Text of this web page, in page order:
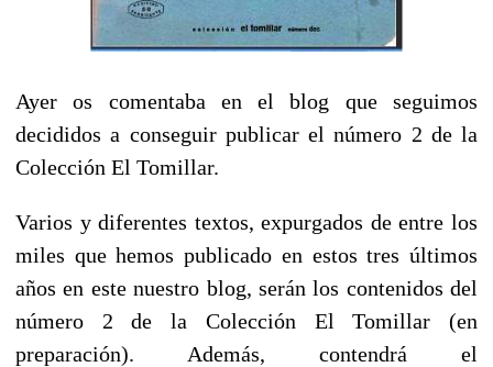
Ayer os comentaba en el blog que seguimos
decididos a conseguir publicar el número 2 de la
Colección El Tomillar.
Varios y diferentes textos, expurgados de entre los
miles que hemos publicado en estos tres últimos
años en este nuestro blog, serán los contenidos del
número 2 de la Colección El Tomillar (en
preparación). Además, contendrá el